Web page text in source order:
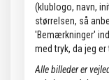
(klublogo, navn,
størrelsen, så
'Bemærkninger'
med tryk, da jeg
Alle billeder er